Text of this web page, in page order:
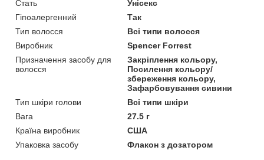
Стать
Унісекс
Гіпоалергенний
Так
Тип волосся
Всі типи волосся
Виробник
Spencer Forrest
Призначення засобу для
волосся
Закріплення кольору,
Посилення кольору/
збереження кольору,
Зафарбовування сивини
Тип шкіри голови
Всі типи шкіри
Вага
27.5 г
Країна виробник
США
Упаковка засобу
Флакон з дозатором